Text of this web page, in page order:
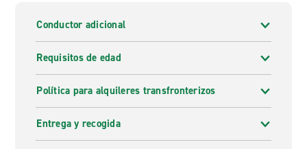
Conductor adicional
Requisitos de edad
Política para alquileres transfronterizos
Entrega y recogida